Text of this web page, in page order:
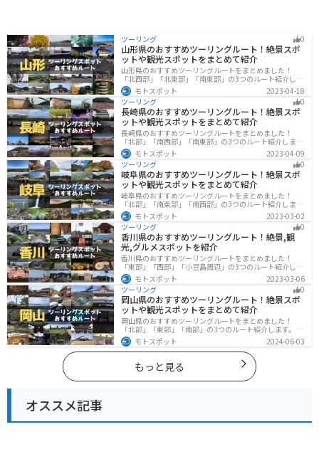
ツーリング 0
山形県のおすすめツーリングルート！絶景スポ
ットや観光スポットをまとめて紹介
山形県のおすすめツーリングルートをまとめました！
「北西部」「北東部」「南東部」の3つのルート紹介しま
す。豊かな自然と歴史的な観光スポット、山と海どちら
も堪能できるスポットが多数あります。バイクで山形県
にツーリングに行く際は参考にしてください。
モトスポット
2023-04-18
ツーリング
0
長崎県のおすすめツーリングルート！絶景スポ
ットや観光スポットをまとめて紹介
長崎県のおすすめツーリングルートをまとめました！
「北部」「南西部」「南東部」の3つのルート紹介しま
す。国際色豊かな街並みや世界遺産、絶景ポイントが数
多く存在し、様々な楽しみ方ができます。バイクで長崎
県にツーリングに行く際は参考にしてください。
モトスポット
2023-04-09
ツーリング
0
岐阜県のおすすめツーリングルート！絶景スポ
ットや観光スポットをまとめて紹介
岐阜県のおすすめツーリングルートをまとめました！
「北部」「南東部」「南西部」の3つのルート紹介しま
す。自然豊かな山が充実しており、山を生かした施設や
グルメ、絶景スポットなど、自然を満喫するツーリング
ができます。バイクで岐阜県にツーリングに行く際は参
考にしてください。
モトスポット
2023-03-02
ツーリング
0
香川県のおすすめツーリングルート！絶景,観
光,グルメスポットを紹介
香川県のおすすめツーリングルートをまとめました！
「東部」「西部」「小豆島周辺」の3つのルート紹介しま
す。自然豊かな山から海、絶品グルメを満喫するツーリ
ングができます。バイクで香川県にツーリングに行く際
は参考にしてください。
モトスポット
2023-03-06
ツーリング
0
岡山県のおすすめツーリングルート！絶景スポ
ットや観光スポットをまとめて紹介
岡山県のおすすめツーリングルートをまとめました！
「北部」「東部」「南部」の3つのルート紹介します。岡
山市や倉敷市など、歴史ある街並みも魅力的で、バイク
ツーリングに最適なスポットが多数あります。バイクで
岡山県にツーリングに行く際は参考にしてください。
モトスポット 2024-06-03
もっと見る
オススメ記事